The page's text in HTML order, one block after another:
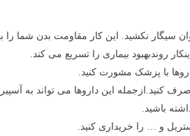
نکشید. این کار مقاومت بدن شما را
روندبهبود بیماری را تسریع می کند.
با پزشک مشورت کنید.
کنید.ازجمله این داروها می تواند به
باشید.
و … را خریداری کنید.